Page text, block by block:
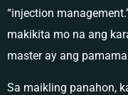
“injection
makikita mo na ang
master ay ang
Sa maikling panahon,